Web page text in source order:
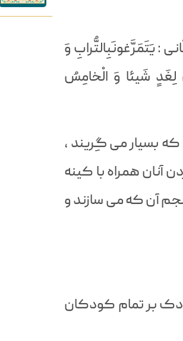
: يَتَمَرَّغونَبِالتُّرابِ وَ
لِغَدٍ شَيئا وَ الْخامِسُ
بسیار می گِريند ،
همراه با کینه
آن که می سازند و
بر تمام کودکان